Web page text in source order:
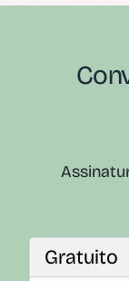
Gratuito